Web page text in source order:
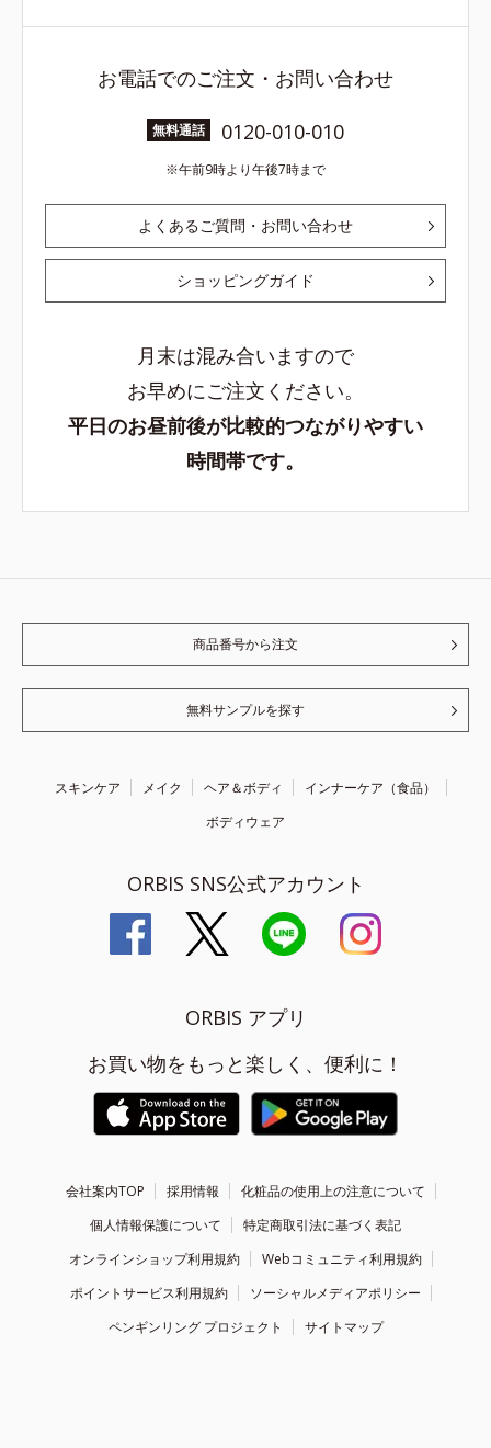
お電話でのご注文・お問い合わせ
無料通話 0120-010-010
午前9時より午後7時まで
よくあるご質問・お問い合わせ
ショッピングガイド
月末は混み合いますので
お早めにご注文ください。
平日のお昼前後が比較的つながりやすい
時間帯です。
商品番号から注文
無料サンプルを探す
スキンケア メイク ヘア＆ボディ
インナーケア（食品）
ボディウェア
ORBIS SNS公式アカウント
ORBIS アプリ
お買い物をもっと楽しく、便利に！
会社案内TOP 採用情報
化粧品の使用上の注意について
個人情報保護について
特定商取引法に基づく表記
オンラインショップ利用規約
Webコミュニティ利用規約
ポイントサービス利用規約
ソーシャルメディアポリシー
ペンギンリング プロジェクト
サイトマップ